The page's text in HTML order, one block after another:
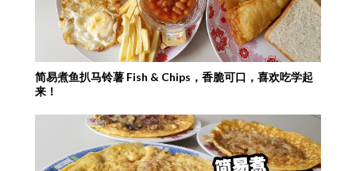
简易煮鱼扒马铃薯 Fish & Chips，香脆可口，喜欢吃学起
来！